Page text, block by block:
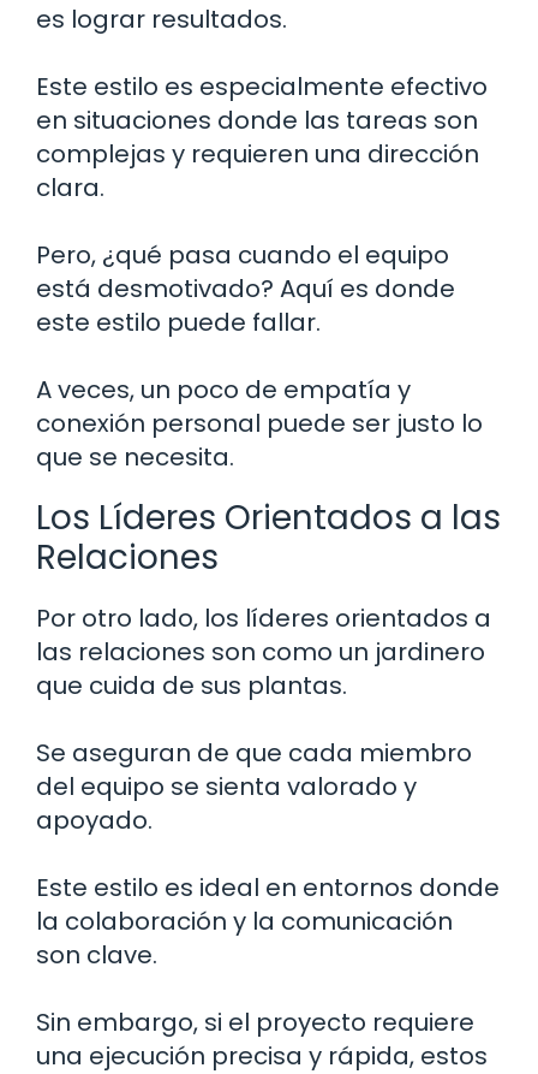
es lograr resultados.
Este estilo es especialmente efectivo
en situaciones donde las tareas son
complejas y requieren una dirección
clara.
Pero, ¿qué pasa cuando el equipo
está desmotivado? Aquí es donde
este estilo puede fallar.
A veces, un poco de empatía y
conexión personal puede ser justo lo
que se necesita.
Los Líderes Orientados a las
Relaciones
Por otro lado, los líderes orientados a
las relaciones son como un jardinero
que cuida de sus plantas.
Se aseguran de que cada miembro
del equipo se sienta valorado y
apoyado.
Este estilo es ideal en entornos donde
la colaboración y la comunicación
son clave.
Sin embargo, si el proyecto requiere
una ejecución precisa y rápida, estos